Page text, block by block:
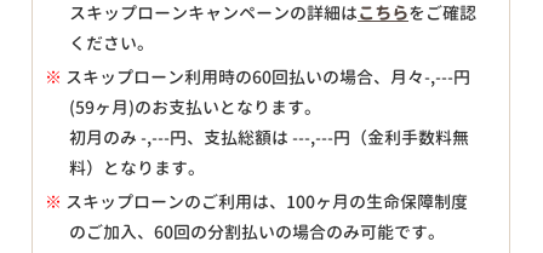
スキップローンキャンペーンの詳細はこちらをご確認
ください。
※ スキップローン利用時の60回払いの場合、月々-,---円
(59ヶ月)のお支払いとなります。
初月のみ-,---円、支払総額は---,---円（金利手数料無
料）となります。
※ スキップローンのご利用は、100ヶ月の生命保障制度
のご加入、60回の分割払いの場合のみ可能です。